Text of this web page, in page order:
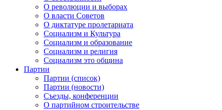
О революции и выборах
О власти Советов
О диктатуре пролетариата
Социализм и Культура
Социализм и образование
Социализм и религия
Социализм это община
Партии
Партии (список)
Партии (новости)
Съезды, конференции
О партийном строительстве